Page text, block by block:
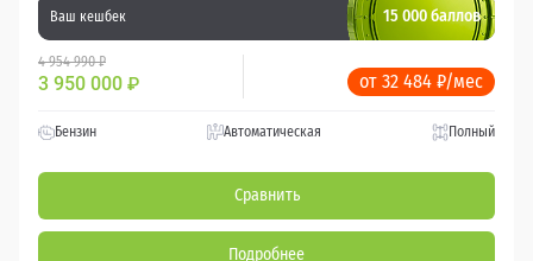
Ваш кешбек 15 000 баллов
4 954 990 ₽
3 950 000 ₽ от 32 484 ₽/мес
Бензин Автоматическая Полный
Сравнить
Подробнее